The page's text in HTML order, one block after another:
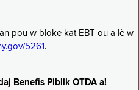
pou w bloke kat EBT ou a lè w
5261 .
Benefis Piblik OTDA a!